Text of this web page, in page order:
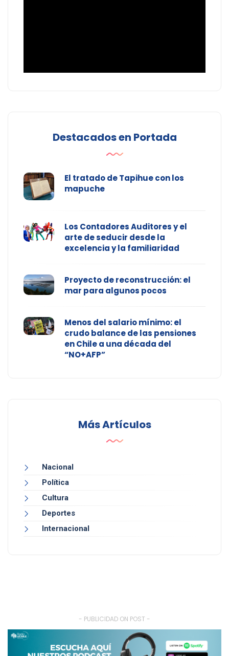
Destacados en Portada
El tratado de Tapihue con los
mapuche
Los Contadores Auditores y el
arte de seducir desde la
excelencia y la familiaridad
Proyecto de reconstrucción: el
mar para algunos pocos
Menos del salario mínimo: el
crudo balance de las pensiones
en Chile a una década del
“NO+AFP”
Más Artículos
Nacional
Política
Cultura
Deportes
Internacional
- PUBLICIDAD ON POST -